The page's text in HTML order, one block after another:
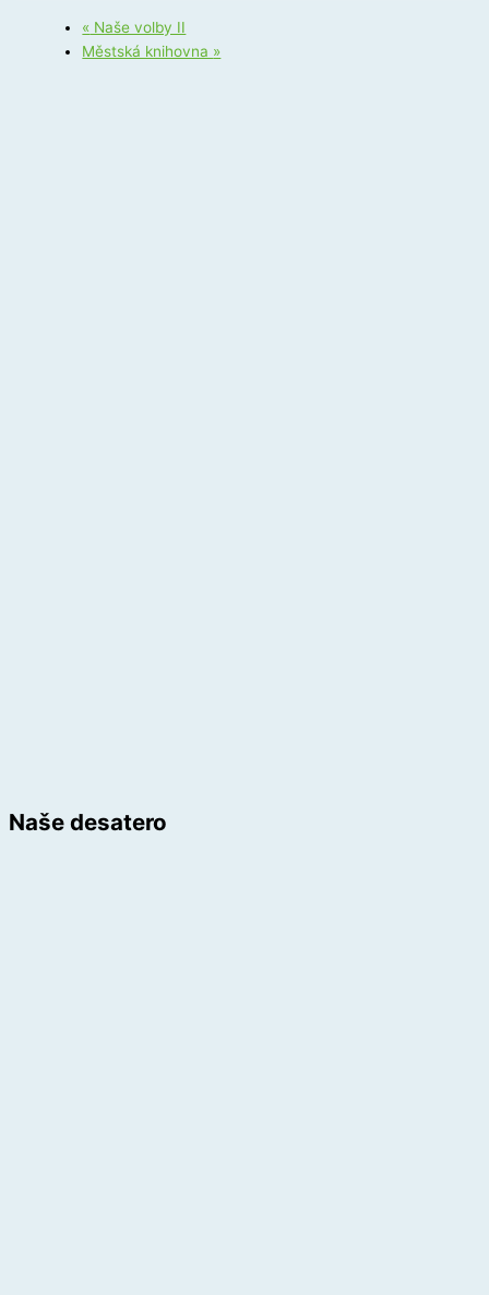
« Naše volby II
Městská knihovna »
Naše desatero